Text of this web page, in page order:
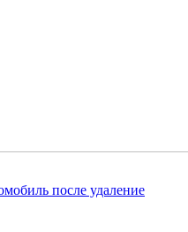
после удаление